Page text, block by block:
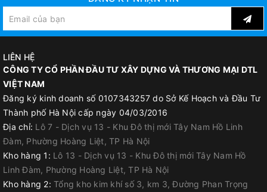
LIÊN HỆ
CÔNG TY CỔ PHẦN ĐẦU TƯ XÂY DỰNG VÀ THƯƠNG MẠI DTL
VIỆT NAM
Đăng ký kinh doanh số 0107343257 do Sở Kế Hoạch và Đầu Tư
Thành phố Hà Nội cấp ngày 04/03/2016
Địa chỉ: Lô 7 - Dịch vụ 13 - Khu Đô thị mới Tây Nam Hồ Linh
Đàm, Phường Hoàng Liệt, TP Hà Nội
Kho hàng 1: Lô 13 - Dịch vụ 13 - Khu Đô thị mới Tây Nam Hồ
Linh Đàm, Phường Hoàng Liệt, TP Hà Nội
Kho hàng 2: Tổng kho kim khí số 3, km 3, Đường Phan Trọng